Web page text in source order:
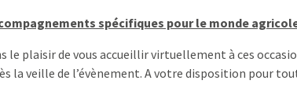
spécifiques pour le monde
le plaisir de vous accueillir virtuellement à ces
la veille de l’évènement. A votre disposition pour